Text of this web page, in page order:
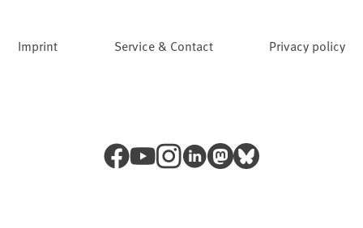
Imprint Service & Contact Privacy policy